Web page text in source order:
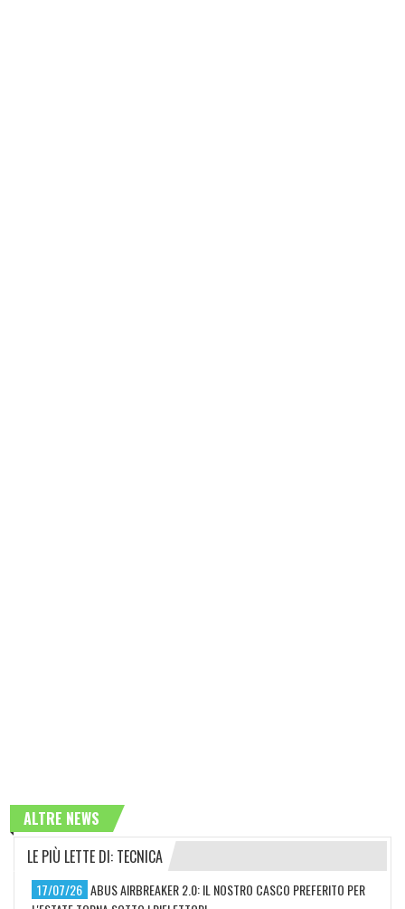
ALTRE NEWS
LE PIÙ LETTE DI: TECNICA
17/07/26 ABUS AIRBREAKER 2.0: IL NOSTRO CASCO PREFERITO PER